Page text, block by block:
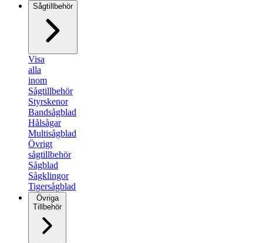
Sågtillbehör
Visa
alla
inom
Sågtillbehör
Styrskenor
Bandsågblad
Hålsågar
Multisågblad
Övrigt
sågtillbehör
Sågblad
Sågklingor
Tigersågblad
Övriga
Tillbehör